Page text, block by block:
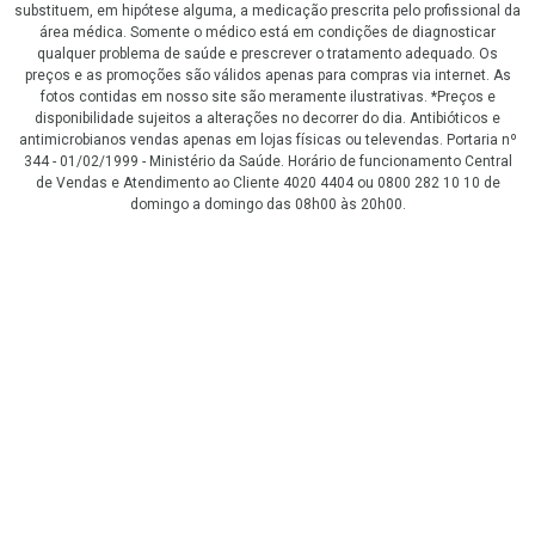
substituem, em hipótese alguma, a medicação prescrita pelo profissional da
área médica. Somente o médico está em condições de diagnosticar
qualquer problema de saúde e prescrever o tratamento adequado. Os
preços e as promoções são válidos apenas para compras via internet. As
fotos contidas em nosso site são meramente ilustrativas. *Preços e
disponibilidade sujeitos a alterações no decorrer do dia. Antibióticos e
antimicrobianos vendas apenas em lojas físicas ou televendas. Portaria nº
344 - 01/02/1999 - Ministério da Saúde. Horário de funcionamento Central
de Vendas e Atendimento ao Cliente 4020 4404 ou 0800 282 10 10 de
domingo a domingo das 08h00 às 20h00.